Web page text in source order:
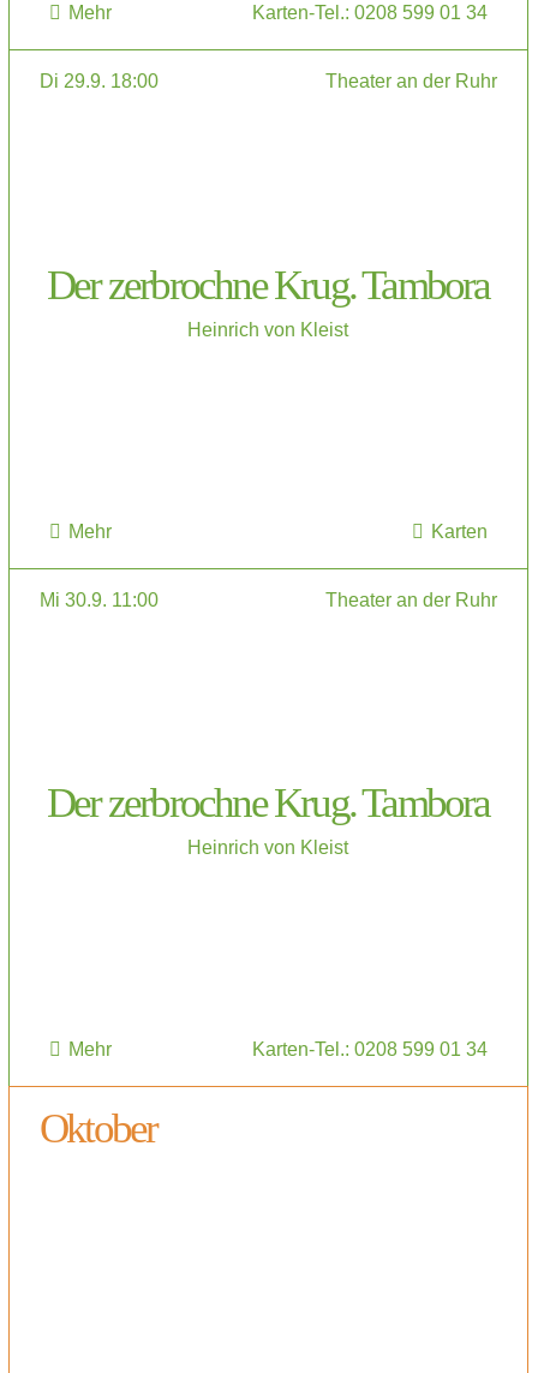
Mehr Karten-Tel.: 0208 599 01 34
Di 29.9. 18:00 Theater an der Ruhr
Der zerbrochne Krug. Tambora
Heinrich von Kleist
Mehr Karten
Mi 30.9. 11:00 Theater an der Ruhr
Der zerbrochne Krug. Tambora
Heinrich von Kleist
Mehr Karten-Tel.: 0208 599 01 34
Oktober